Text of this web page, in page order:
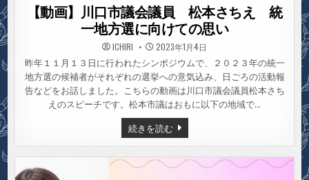
in
【動画】川口市議会議員 松本さちえ 統
一地方選に向けての思い
ICHIRI 2023年1月4日
昨年１１月１３日に行われたシンポジウムで、２０２３年の統一
地方選の候補者がそれぞれの選挙への意気込み、日ごろの活動報
告などをお話しました。こちらの動画は川口市議会議員松本さち
えのスピーチです。松本市議はおもに以下の地域で…
続きを読む【動
画】
川
口
市
議